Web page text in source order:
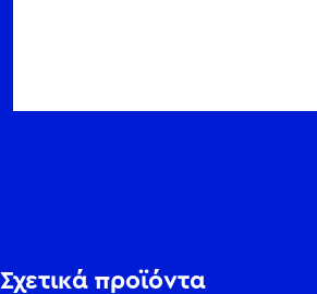
Σχετικά προϊόντα